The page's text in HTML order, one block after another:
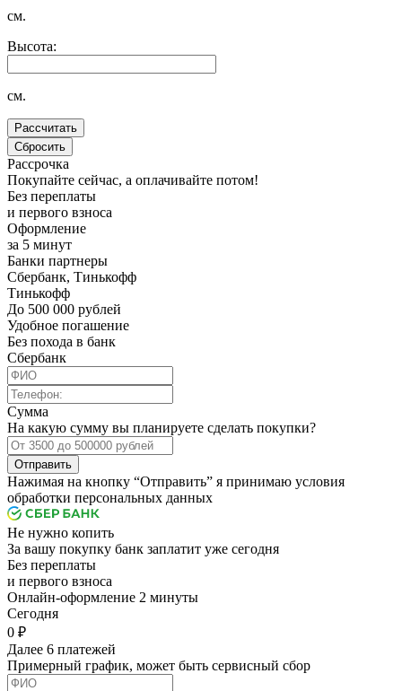
см.
Высота:
см.
Рассрочка
Покупайте сейчас, а оплачивайте потом!
Без переплаты
и первого взноса
Оформление
за 5 минут
Банки партнеры
Сбербанк, Тинькофф
Тинькофф
До 500 000 рублей
Удобное погашение
Без похода в банк
Сбербанк
Сумма
На какую сумму вы планируете сделать покупки?
Отправить
Нажимая на кнопку “Отправить” я принимаю условия
обработки персональных данных
Не нужно копить
За вашу покупку банк заплатит уже сегодня
Без переплаты
и первого взноса
Онлайн-оформление 2 минуты
Cегодня
0 ₽
Далее 6 платежей
Примерный график, может быть сервисный сбор